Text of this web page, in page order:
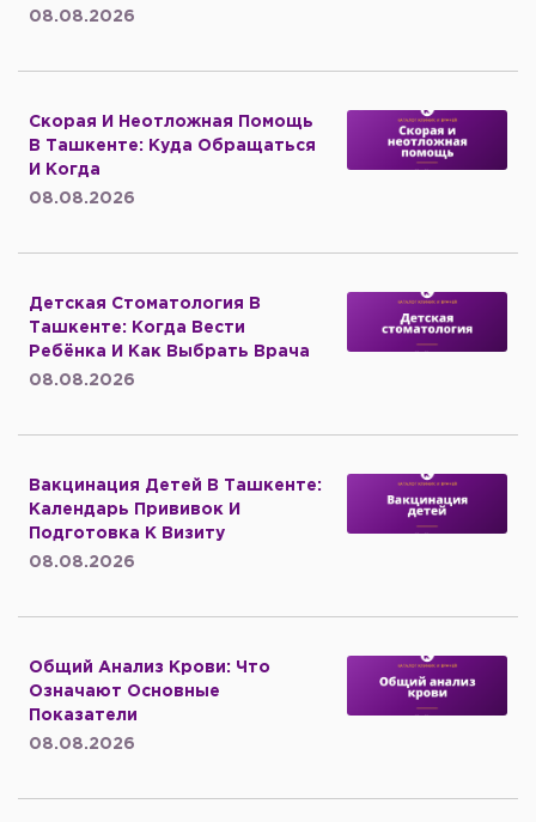
08.08.2026
Скорая И Неотложная Помощь
В Ташкенте: Куда Обращаться
И Когда
08.08.2026
Детская Стоматология В
Ташкенте: Когда Вести
Ребёнка И Как Выбрать Врача
08.08.2026
Вакцинация Детей В Ташкенте:
Календарь Прививок И
Подготовка К Визиту
08.08.2026
Общий Анализ Крови: Что
Означают Основные
Показатели
08.08.2026